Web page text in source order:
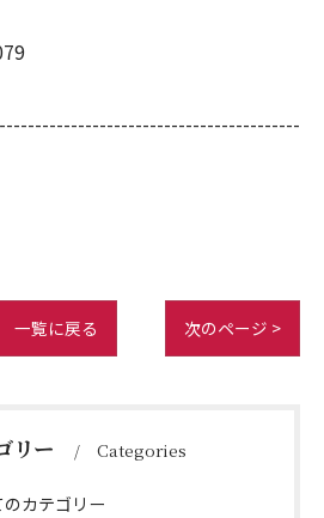
一覧に戻る 次のページ >
リー Categories
のカテゴリー